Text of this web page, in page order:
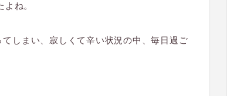
ね。
しまい、寂しくて辛い状況の中、毎日過ご